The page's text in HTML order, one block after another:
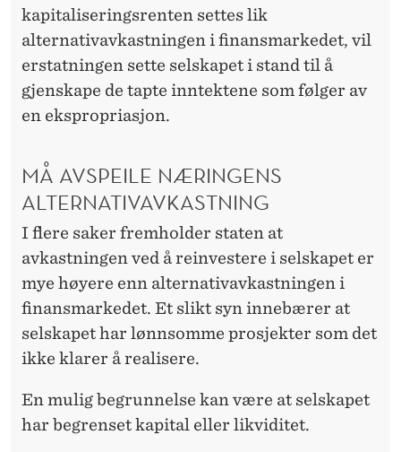
kapitaliseringsrenten settes lik
alternativavkastningen i finansmarkedet, vil
erstatningen sette selskapet i stand til å
gjenskape de tapte inntektene som følger av
en ekspropriasjon.
MÅ AVSPEILE NÆRINGENS
ALTERNATIVAVKASTNING
I flere saker fremholder staten at
avkastningen ved å reinvestere i selskapet er
mye høyere enn alternativavkastningen i
finansmarkedet. Et slikt syn innebærer at
selskapet har lønnsomme prosjekter som det
ikke klarer å realisere.
En mulig begrunnelse kan være at selskapet
har begrenset kapital eller likviditet.